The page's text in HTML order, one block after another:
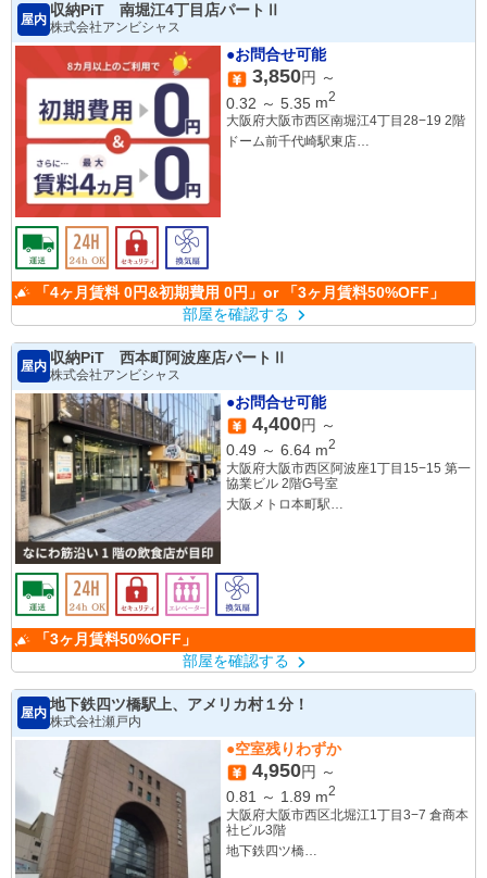
屋内
収納PiT 南堀江4丁目店パートⅡ
株式会社アンビシャス
●お問合せ可能
3,850円 ～
0.32 ～ 5.35 m2
大阪府大阪市西区南堀江4丁目28−19 2階
ドーム前千代崎駅東店
「4ヶ月賃料 0円&初期費用 0円」or 「3ヶ月賃料50%OFF」
部屋を確認する
屋内
収納PiT 西本町阿波座店パートⅡ
株式会社アンビシャス
●お問合せ可能
4,400円 ～
0.49 ～ 6.64 m2
大阪府大阪市西区阿波座1丁目15−15 第一
協業ビル 2階G号室
大阪メトロ本町駅
「3ヶ月賃料50%OFF」
部屋を確認する
屋内
地下鉄四ツ橋駅上、アメリカ村１分！
株式会社瀬戸内
●空室残りわずか
4,950円 ～
0.81
～ 1.89 m2
大阪府大阪市西区北堀江1丁目3−7 倉商本
社ビル3階
地下鉄四ツ橋